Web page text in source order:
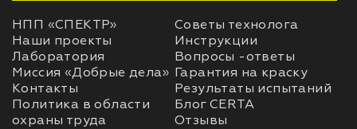
НПП «СПЕКТР»
Наши проекты
Лаборатория
Миссия «Добрые дела»
Контакты
Политика в области
Советы технолога
Инструкции
Вопросы -ответы
Гарантия на краску
Результаты испытаний
Блог CERTA
Отзывы